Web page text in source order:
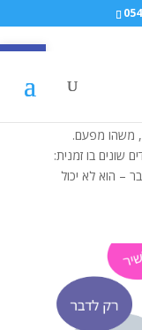
משהו מפעם.
שונים בו זמנית:
– הוא לא יכול
פתח